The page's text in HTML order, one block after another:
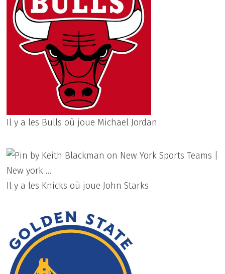
Il y a les Bulls où joue Michael Jordan
Il y a les Knicks où joue John Starks